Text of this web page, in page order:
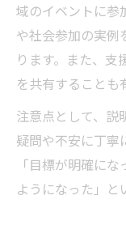
域のイベントに参
や社会参加の実例
ります。また、支
を共有することも
注意点として、説
疑問や不安に丁寧
「目標が明確に
ようになった」と